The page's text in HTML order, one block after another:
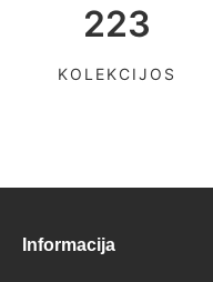
223
KOLEKCIJOS
Informacija